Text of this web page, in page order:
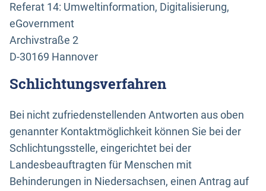
Referat 14: Umweltinformation, Digitalisierung,
eGovernment
Archivstraße 2
D-30169 Hannover
Schlichtungsverfahren
Bei nicht zufriedenstellenden Antworten aus oben
genannter Kontaktmöglichkeit können Sie bei der
Schlichtungsstelle, eingerichtet bei der
Landesbeauftragten für Menschen mit
Behinderungen in Niedersachsen, einen Antrag auf